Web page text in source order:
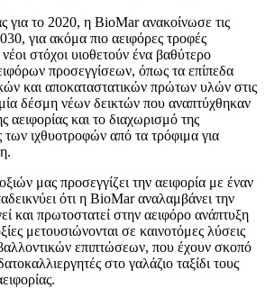
για το 2020, η BioMar ανακοίνωσε τις
για ακόμα πιο αειφόρες τροφές
στόχοι υιοθετούν ένα βαθύτερο
προσεγγίσεων, όπως τα επίπεδα
και αποκαταστατικών πρώτων υλών στις
δέσμη νέων δεικτών που αναπτύχθηκαν
αειφορίας και το διαχωρισμό της
των ιχθυοτροφών από τα τρόφιμα για
μας προσεγγίζει την αειφορία με έναν
ότι η BioMar αναλαμβάνει την
και πρωτοστατεί στην αειφόρο ανάπτυξη
μετουσιώνονται σε καινοτόμες λύσεις
επιπτώσεων, που έχουν σκοπό
στο γαλάζιο ταξίδι τους